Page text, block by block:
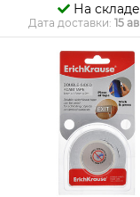
На складе
Дата доставки: 15